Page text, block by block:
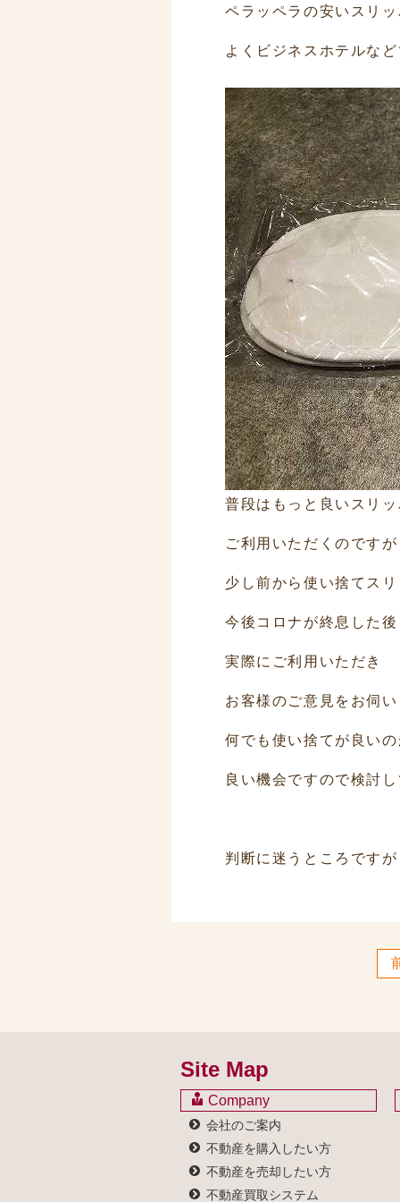
ペラッペラの安いスリ
よくビジネスホテルな
普段はもっと良いスリ
ご利用いただくのですが
少し前から使い捨てス
今後コロナが終息した
実際にご利用いただき
お客様のご意見をお伺
何でも使い捨てが良い
良い機会ですので検討
判断に迷うところです
Site Map
Company
会社のご案内
不動産を購入したい方
不動産を売却したい方
不動産買取システム